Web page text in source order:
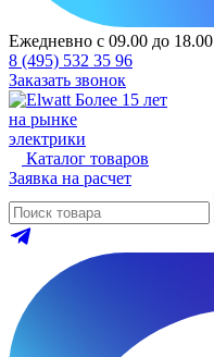
Ежедневно с 09.00 до 18.00
8 (495) 532 35 96
Заказать звонок
Более 15 лет
на рынке
электрики
Каталог товаров
Заявка на расчет